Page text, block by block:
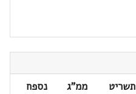
תשריט ממ"ג
נספח